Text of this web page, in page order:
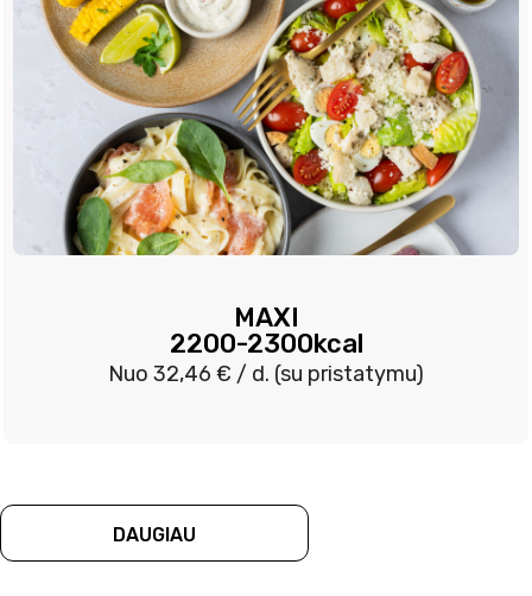
MAXI
2200-2300kcal
Nuo 32,46 € / d. (su pristatymu)
DAUGIAU